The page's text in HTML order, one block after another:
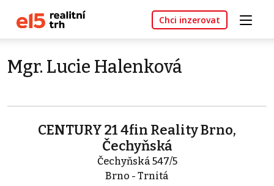
Chci inzerovat
Mgr. Lucie Halenková
CENTURY 21 4fin Reality Brno,
Čechyňská
Čechyňská 547/5
Brno - Trnitá